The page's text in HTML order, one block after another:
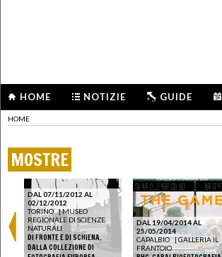
HOME NOTIZIE GUIDE
HOME
MOSTRE
DAL 07/11/2012 AL
02/12/2012
TORINO |MUSEO
REGIONALE DI SCIENZE
NATURALI
DI FRONTE E DI SCHIENA.
DALLA COLLEZIONE DI
DAL 19/04/2014 AL
25/05/2014
CAPALBIO |GALLERIA IL
FRANTOIO